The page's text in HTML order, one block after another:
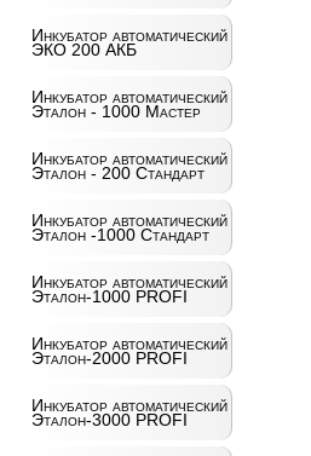
Инкубатор автоматический
ЭКО 200 АКБ
Инкубатор автоматический
Эталон - 1000 Мастер
Инкубатор автоматический
Эталон - 200 Стандарт
Инкубатор автоматический
Эталон -1000 Стандарт
Инкубатор автоматический
Эталон-1000 PROFI
Инкубатор автоматический
Эталон-2000 PROFI
Инкубатор автоматический
Эталон-3000 PROFI